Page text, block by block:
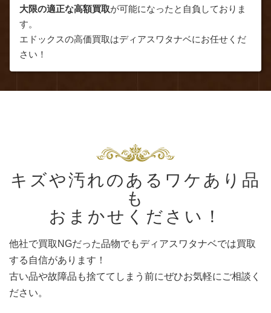
大限の適正な高額買取が可能になったと自負しておりま
す。
エドックスの高価買取はディアスワタナベにお任せくだ
さい！
キズや汚れのあるワケあり品
も
おまかせください！
他社で買取NGだった品物でもディアスワタナベでは買取
する自信があります！
古い品や故障品も捨ててしまう前にぜひお気軽にご相談く
ださい。